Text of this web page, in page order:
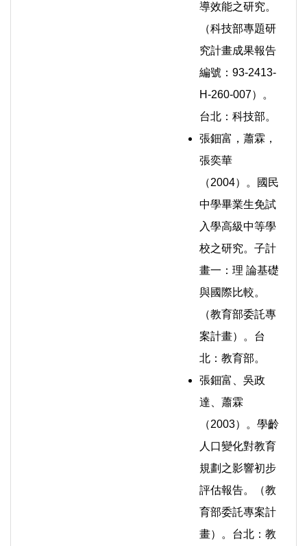
導效能之研究。
（科技部專題研
究計畫成果報告
編號：93-2413-
H-260-007）。
台北：科技部。
張鈿富，蕭霖，
張奕華
（2004）。國民
中學畢業生免試
入學高級中等學
校之研究。子計
畫一：理 論基礎
與國際比較。
（教育部委託專
案計畫）。台
北：教育部。
張鈿富、吳政
達、蕭霖
（2003）。學齡
人口變化對教育
規劃之影響初步
評估報告。（教
育部委託專案計
畫）。台北：教